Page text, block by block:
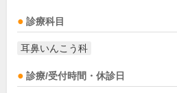
診療科目
耳鼻いんこう科
診療/受付時間・休診日